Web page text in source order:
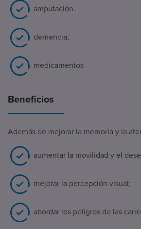
amputación.
demencia;
medicamentos
Beneficios
Además de mejorar la memoria y la
aumentar la movilidad y el
mejorar la percepción visual;
abordar los peligros de las